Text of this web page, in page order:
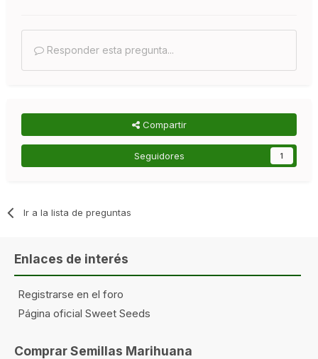
Responder esta pregunta...
Compartir
Seguidores 1
Ir a la lista de preguntas
Enlaces de interés
Registrarse en el foro
Página oficial Sweet Seeds
Comprar Semillas Marihuana